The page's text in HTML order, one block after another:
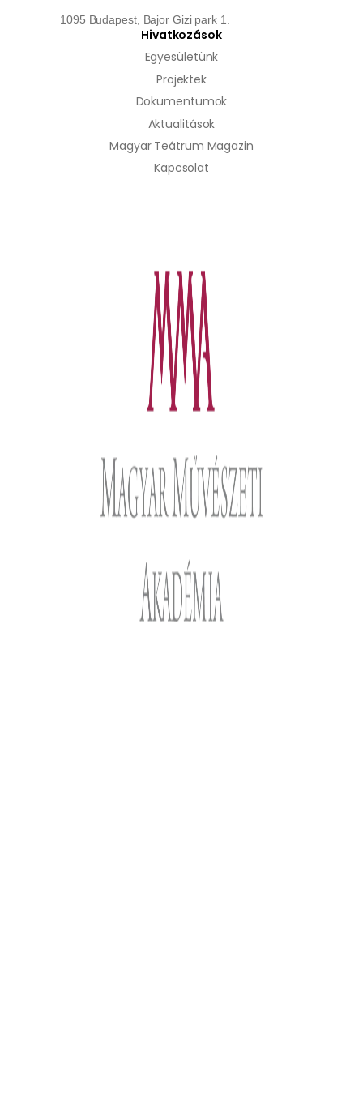
1095 Budapest, Bajor Gizi park 1.
Hivatkozások
Egyesületünk
Projektek
Dokumentumok
Aktualitások
Magyar Teátrum Magazin
Kapcsolat